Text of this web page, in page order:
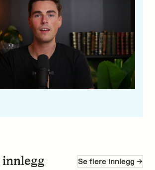
Se flere innlegg ->